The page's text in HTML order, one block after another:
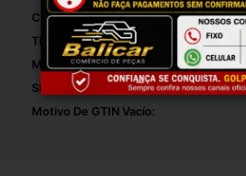
Cor Principal:
Tipo De Veículo:
Modelo:
SKU:
Motivo De GTIN Vacío: